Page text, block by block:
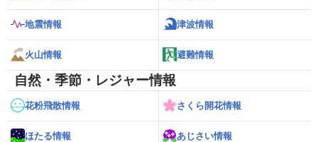
地震情報 津波情報
火山情報 避難情報
自然・季節・レジャー情報
花粉飛散情報 さくら開花情報
ほたる情報 あじさい情報